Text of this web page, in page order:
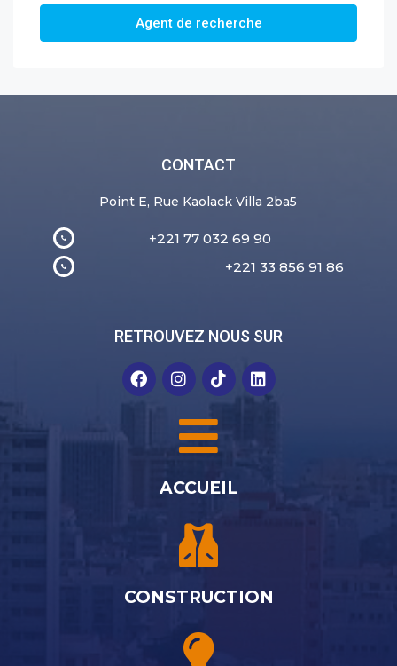
Agent de recherche
CONTACT
Point E, Rue Kaolack Villa 2ba5
+221 77 032 69 90
+221 33 856 91 86
RETROUVEZ NOUS SUR
ACCUEIL
CONSTRUCTION